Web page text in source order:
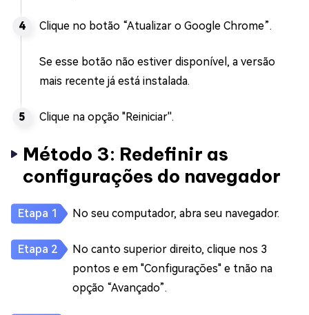
Clique no botão “Atualizar o Google Chrome”.
Se esse botão não estiver disponível, a versão
mais recente já está instalada.
Clique na opção "Reiniciar''.
Método 3: Redefinir as
configurações do navegador
No seu computador, abra seu navegador.
No canto superior direito, clique nos 3
pontos e em "Configurações" e tnão na
opção “Avançado”.